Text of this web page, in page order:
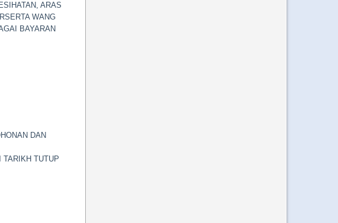
ARAS
WANG
BAYARAN
DAN
TUTUP